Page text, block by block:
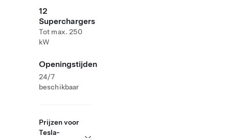
12
Superchargers
Tot max. 250
kW
Openingstijden
24/7
beschikbaar
Prijzen voor
Tesla-